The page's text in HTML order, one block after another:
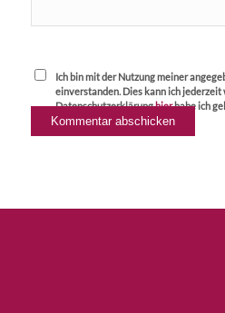
Ich bin mit der Nutzung meiner
einverstanden. Dies kann ich
Datenschutzerklärunghierhabe ich